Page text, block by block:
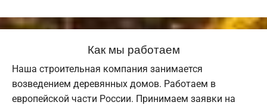
Как мы работаем
Наша строительная компания занимается
возведением деревянных домов. Работаем в
европейской части России. Принимаем заявки на